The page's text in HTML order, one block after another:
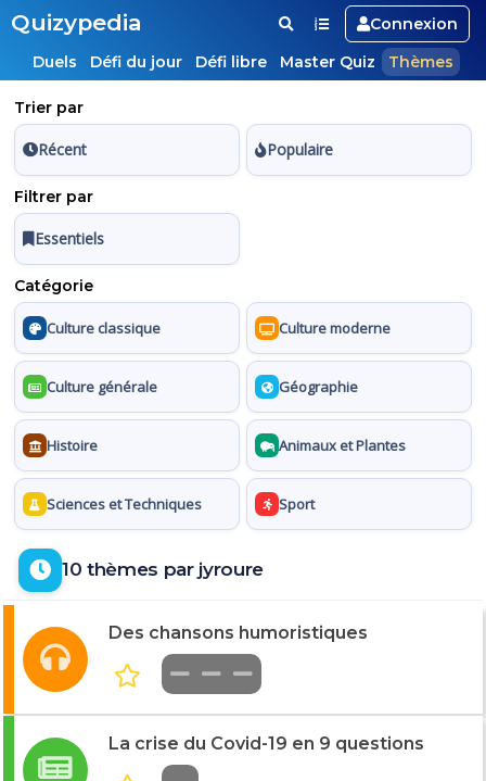
Quizypedia
Connexion
Duels
Défi du jour Défi libre Master Quiz Thèmes
Trier par
Récent Populaire
Filtrer par
Essentiels
Catégorie
Culture classique Culture moderne
Culture générale Géographie
Histoire Animaux et Plantes
Sciences et Techniques Sport
10 thèmes par jyroure
Des chansons humoristiques
La crise du Covid-19 en 9 questions